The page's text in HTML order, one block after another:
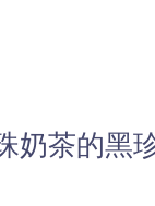
奶茶的黑